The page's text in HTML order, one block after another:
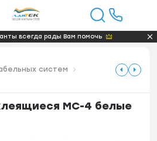
всегда рады Вам помочь
систем
МС-4 белые